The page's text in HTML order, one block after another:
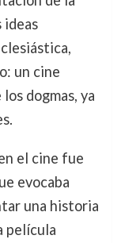
ideas
un cine
dogmas, ya
el cine fue
evocaba
una historia
película